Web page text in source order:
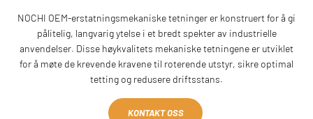
NOCHI OEM-erstatningsmekaniske tetninger er konstruert for å gi
pålitelig, langvarig ytelse i et bredt spekter av industrielle
anvendelser. Disse høykvalitets mekaniske tetningene er utviklet
for å møte de krevende kravene til roterende utstyr, sikre optimal
tetting og redusere driftsstans.
KONTAKT OSS